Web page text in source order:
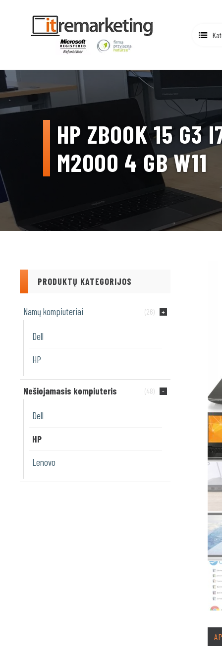
HP ZBOOK 15 G3
M2000 4 GB W11
PRODUKTŲ KATEGORIJOS
Namų kompiuteriai (26)
Dell
HP
Nešiojamasis kompiuteris (48)
Dell
HP
Lenovo